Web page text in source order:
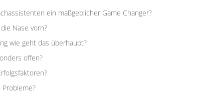
ein maßgeblicher Game Changer?
Nase vorn?
wie geht das überhaupt?
offen?